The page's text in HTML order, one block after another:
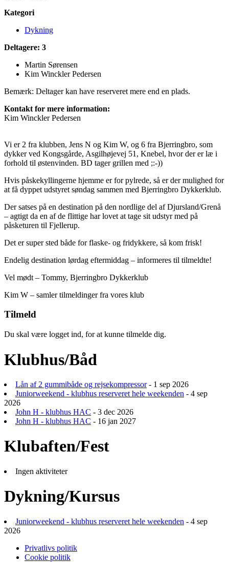
Kategori
Dykning
Deltagere: 3
Martin Sørensen
Kim Winckler Pedersen
Bemærk: Deltager kan have reserveret mere end en plads.
Kontakt for mere information:
Kim Winckler Pedersen
Vi er 2 fra klubben, Jens N og Kim W, og 6 fra Bjerringbro, som
dykker ved Kongsgårde, Asgilhøjevej 51, Knebel, hvor der er læ i
forhold til østenvinden. BD tager grillen med ;:-))
Hvis påskekyllingerne hjemme er for pylrede, så er der mulighed for
at få dyppet udstyret søndag sammen med Bjerringbro Dykkerklub.
Der satses på en destination på den nordlige del af Djursland/Grenå
– agtigt da en af de flittige har lovet at tage sit udstyr med på
påsketuren til Fjellerup.
Det er super sted både for flaske- og fridykkere, så kom frisk!
Endelig destination lørdag eftermiddag – informeres til tilmeldte!
Vel mødt – Tommy, Bjerringbro Dykkerklub
Kim W – samler tilmeldinger fra vores klub
Tilmeld
Du skal være logget ind, for at kunne tilmelde dig.
Klubhus/Båd
Lån af 2 gummibåde og rejsekompressor- 1 sep 2026
Juniorweekend - klubhus reserveret hele weekenden - 4 sep
2026
John H - klubhus HAC - 3 dec 2026
John H - klubhus HAC - 16 jan 2027
Klubaften/Fest
Ingen aktiviteter
Dykning/Kursus
Juniorweekend - klubhus reserveret hele weekenden - 4 sep
2026
Privatlivs politik
Cookie politik